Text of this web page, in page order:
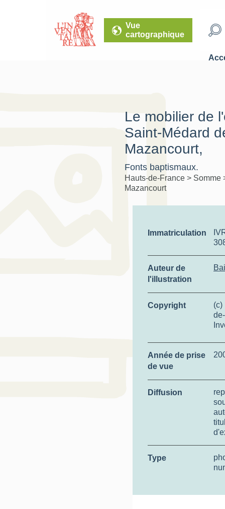
Vue
cartographique
Le mobilier de
Saint-Médard
Mazancourt,
Fonts baptismaux.
Hauts-de-France > Somme
Mazancourt
Immatriculation
Auteur de
l'illustration
Copyright
(c)
Année de prise
de vue
Diffusion
Type